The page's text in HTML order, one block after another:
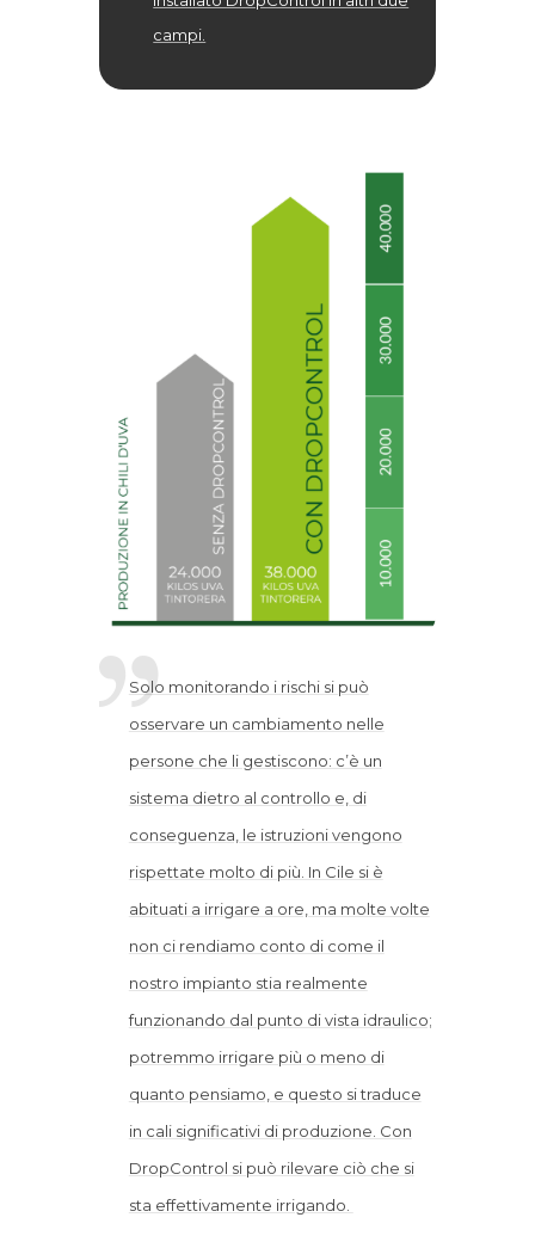
campi.
Solo monitorando i rischi si può
osservare un cambiamento nelle
persone che li gestiscono: c’è un
sistema dietro al controllo e, di
conseguenza, le istruzioni vengono
rispettate molto di più. In Cile si è
abituati a irrigare a ore, ma molte volte
non ci rendiamo conto di come il
nostro impianto stia realmente
funzionando dal punto di vista idraulico;
potremmo irrigare più o meno di
quanto pensiamo, e questo si traduce
in cali significativi di produzione. Con
DropControl si può rilevare ciò che si
sta effettivamente irrigando.